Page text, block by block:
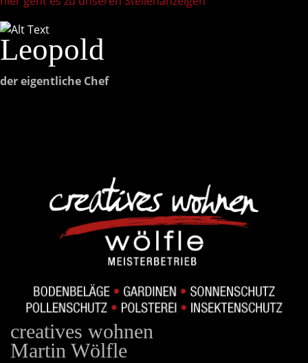
Leopold
der eigentliche Chef
creatives wohnen
Martin Wölfle